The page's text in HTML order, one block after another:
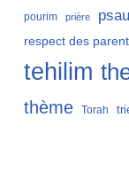
pourim
prière
respect des
tehilim
thème Torah